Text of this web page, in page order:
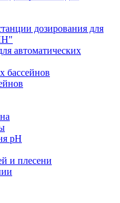
дозирования для
автоматических
бассейнов
pH
и плесени